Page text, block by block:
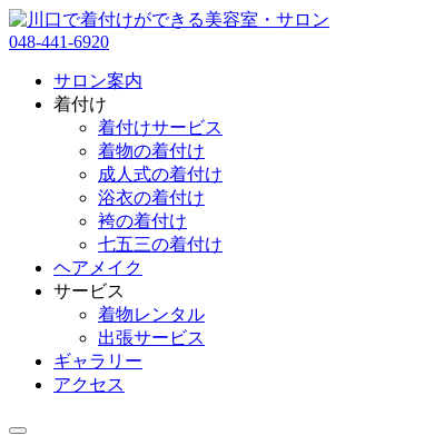
048-441-6920
サロン案内
着付け
着付けサービス
着物の着付け
成人式の着付け
浴衣の着付け
袴の着付け
七五三の着付け
ヘアメイク
サービス
着物レンタル
出張サービス
ギャラリー
アクセス